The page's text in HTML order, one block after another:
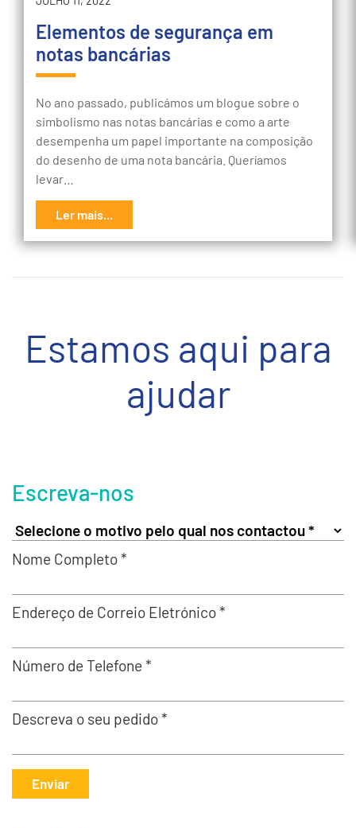
Elementos de segurança em
notas bancárias
No ano passado, publicámos um blogue sobre o
simbolismo nas notas bancárias e como a arte
desempenha um papel importante na composição
do desenho de uma nota bancária. Queríamos
levar…
Ler mais...
Estamos aqui para
ajudar
Escreva-nos
Nome Completo *
Endereço de Correio Eletrónico *
Número de Telefone *
Descreva o seu pedido *
Enviar